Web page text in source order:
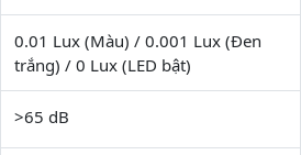
0.01 Lux (Màu) / 0.001 Lux (Đen
trắng) / 0 Lux (LED bật)
>65 dB